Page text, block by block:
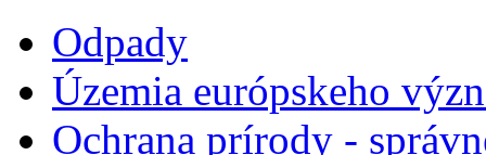
Odpady
Územia európskeho
Ochrana prírody -